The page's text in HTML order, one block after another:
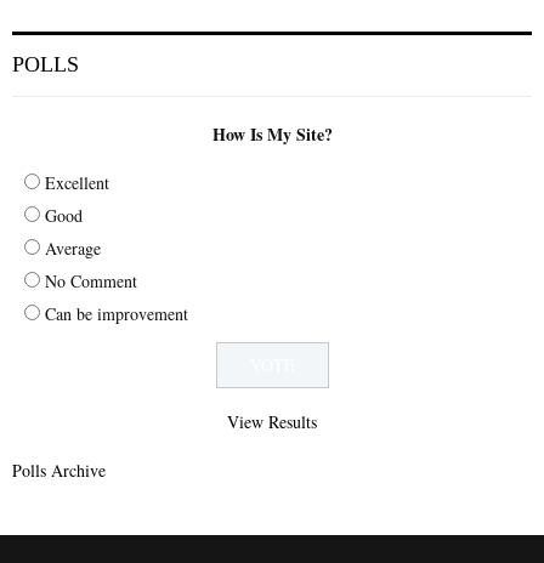
POLLS
How Is My Site?
Excellent
Good
Average
No Comment
Can be improvement
View Results
Polls Archive